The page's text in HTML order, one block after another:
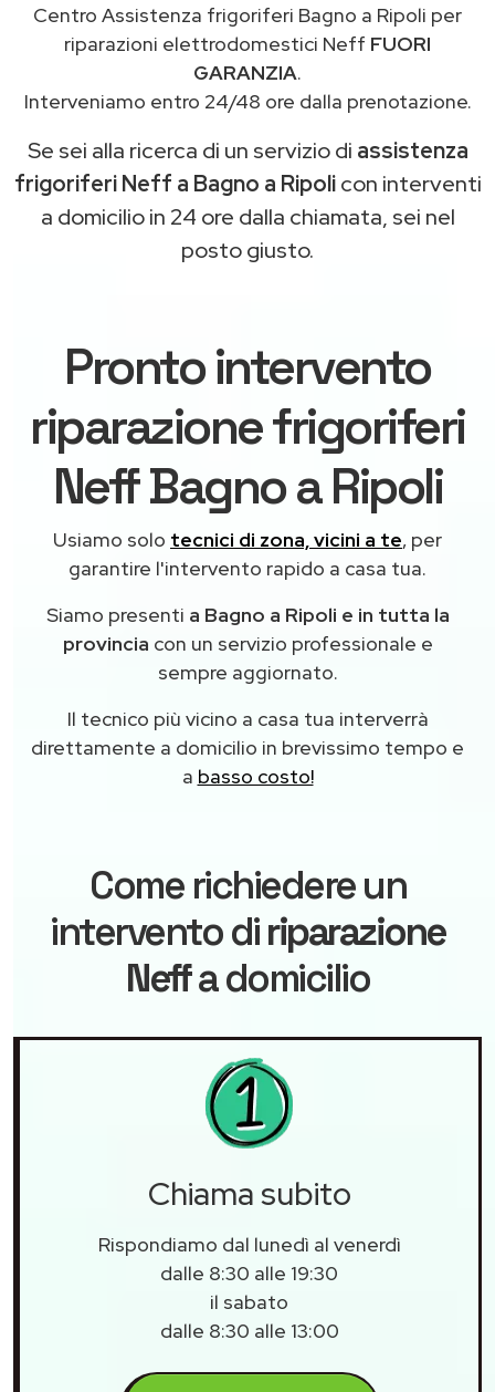
Centro Assistenza frigoriferi Bagno a Ripoli per
riparazioni elettrodomestici Neff FUORI
GARANZIA.
Interveniamo entro 24/48 ore dalla prenotazione.
Se sei alla ricerca di un servizio di assistenza
frigoriferi Neff a Bagno a Ripolicon interventi
a domicilio in 24 ore dalla chiamata, sei nel
posto giusto.
Pronto intervento
riparazione frigoriferi
Neff Bagno a Ripoli
Usiamo solo tecnici di zona, vicini a te, per
garantire l'intervento rapido a casa tua.
Siamo presenti a Bagno a Ripoli e in tutta la
provincia con un servizio professionale e
sempre aggiornato.
Il tecnico più vicino a casa tua interverrà
direttamente a domicilio in brevissimo tempo e
a basso costo!
Come richiedere un
intervento diriparazione
Neffa domicilio
Chiama subito
Rispondiamo dal lunedì al venerdì
dalle 8:30 alle 19:30
il sabato
dalle 8:30 alle 13:00